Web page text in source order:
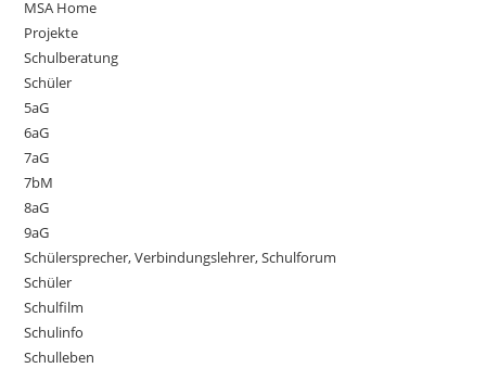
MSA Home
Projekte
Schulberatung
Schüler
5aG
6aG
7aG
7bM
8aG
9aG
Schülersprecher, Verbindungslehrer, Schulforum
Schüler
Schulfilm
Schulinfo
Schulleben